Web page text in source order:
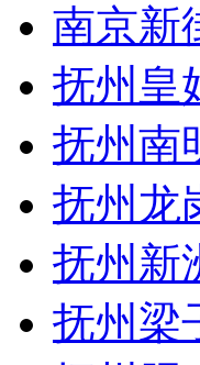
南京新
抚州皇
抚州南
抚州龙
抚州新
抚州梁